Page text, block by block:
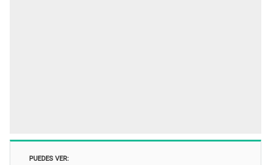
PUEDES VER: